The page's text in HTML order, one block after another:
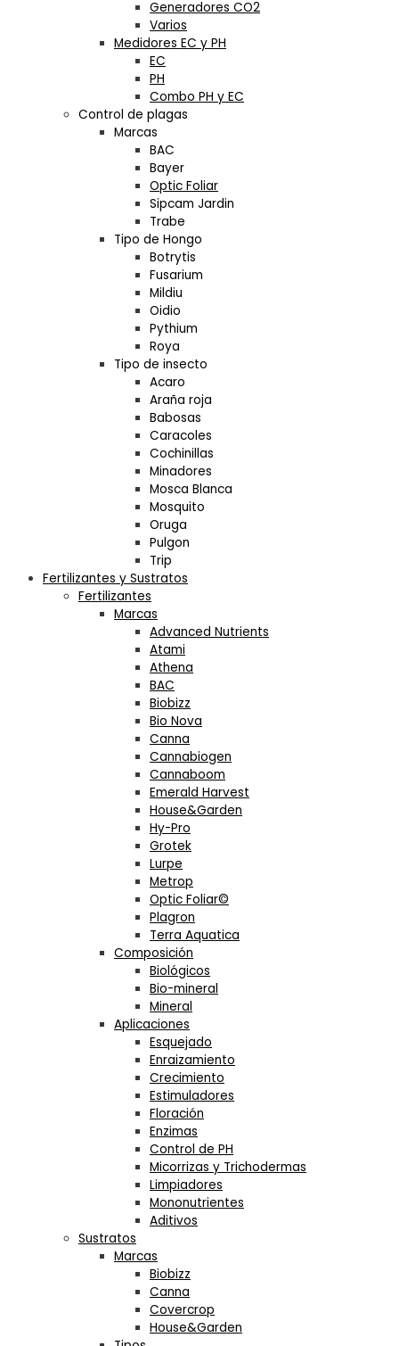
Generadores CO2
Varios
Medidores EC y PH
EC
PH
Combo PH y EC
Control de plagas
Marcas
BAC
Bayer
Optic Foliar
Sipcam Jardin
Trabe
Tipo de Hongo
Botrytis
Fusarium
Mildiu
Oidio
Pythium
Roya
Tipo de insecto
Acaro
Araña roja
Babosas
Caracoles
Cochinillas
Minadores
Mosca Blanca
Mosquito
Oruga
Pulgon
Trip
Fertilizantes y Sustratos
Fertilizantes
Marcas
Advanced Nutrients
Atami
Athena
BAC
Biobizz
Bio Nova
Canna
Cannabiogen
Cannaboom
Emerald Harvest
House&Garden
Hy-Pro
Grotek
Lurpe
Metrop
Optic Foliar©
Plagron
Terra Aquatica
Composición
Biológicos
Bio-mineral
Mineral
Aplicaciones
Esquejado
Enraizamiento
Crecimiento
Estimuladores
Floración
Enzimas
Control de PH
Micorrizas y Trichodermas
Limpiadores
Mononutrientes
Aditivos
Sustratos
Marcas
Biobizz
Canna
Covercrop
House&Garden